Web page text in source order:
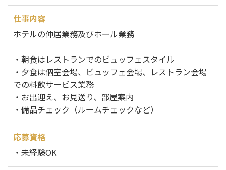
仕事内容
ホテルの仲居業務及びホール業務
・朝食はレストランでのビュッフェスタイル
・夕食は個室会場、ビュッフェ会場、レストラン会場
での料飲サービス業務
・お出迎え、お見送り、部屋案内
・備品チェック（ルームチェックなど）
応募資格
・未経験OK